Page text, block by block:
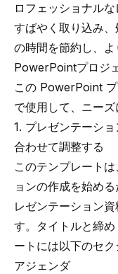
ロフェッショナル
すばやく取り込み
の時間を節約し、よ
PowerPointプロジ
この PowerPoint
で使用して、ニーズ
1. プレゼンテーシ
合わせて調整する
このテンプレート
ョンの作成を始め
レゼンテーション
す。タイトルと締
ートには以下のセク
アジェンダ